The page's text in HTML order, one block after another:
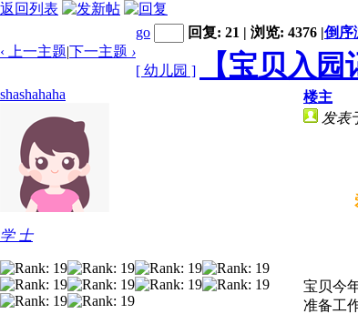
返回列表
‹ 上一主题|下一主题 ›
go 回复: 21 | 浏览: 4376 |倒序
[ 幼儿园 ] 【宝贝入
shashahaha
学 士
楼主
发表
宝贝今
准备工